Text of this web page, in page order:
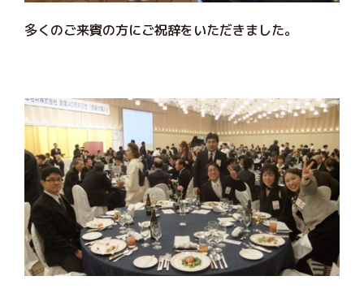
多くのご来賓の方にご祝辞をいただきました。